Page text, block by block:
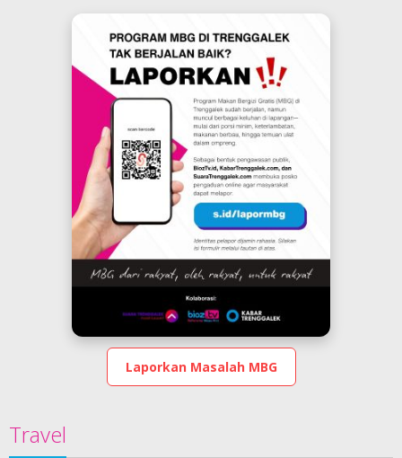
Laporkan Masalah MBG
Travel